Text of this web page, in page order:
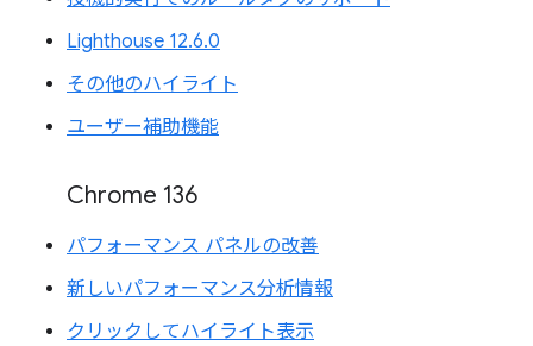
Lighthouse 12.6.0
その他のハイライト
ユーザー補助機能
Chrome 136
パフォーマンス パネルの改善
新しいパフォーマンス分析情報
クリックしてハイライト表示